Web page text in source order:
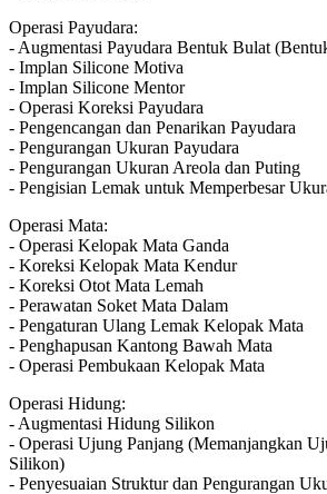
Operasi Payudara:
- Augmentasi Payudara Bentuk Bulat
- Implan Silicone Motiva
- Implan Silicone Mentor
- Operasi Koreksi Payudara
- Pengencangan dan Penarikan Payudara
- Pengurangan Ukuran Payudara
- Pengurangan Ukuran Areola dan Puting
- Pengisian Lemak untuk Memperbesar
Operasi Mata:
- Operasi Kelopak Mata Ganda
- Koreksi Kelopak Mata Kendur
- Koreksi Otot Mata Lemah
- Perawatan Soket Mata Dalam
- Pengaturan Ulang Lemak Kelopak Mata
- Penghapusan Kantong Bawah Mata
- Operasi Pembukaan Kelopak Mata
Operasi Hidung:
- Augmentasi Hidung Silikon
- Operasi Ujung Panjang (Memanjangkan
Silikon)
- Penyesuaian Struktur dan Pengurangan